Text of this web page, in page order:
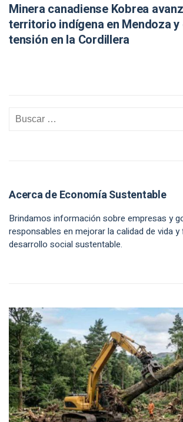
Minera canadiense Kobrea
territorio indígena en Mendoza y
tensión en la Cordillera
Acerca de Economía Sustentable
Brindamos información sobre empresas y
responsables en mejorar la calidad de vida
desarrollo social sustentable.